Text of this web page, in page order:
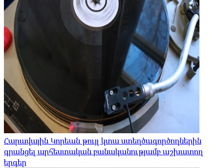
Հարավային Կորեան թույլ կտա ստեղծագործողներին
գրանցել արհեստական ​​բանականությամբ աշխատող
երգեր